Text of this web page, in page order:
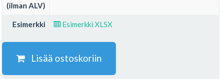
(ilman ALV)
Esimerkki Esimerkki XLSX
Lisää ostoskoriin